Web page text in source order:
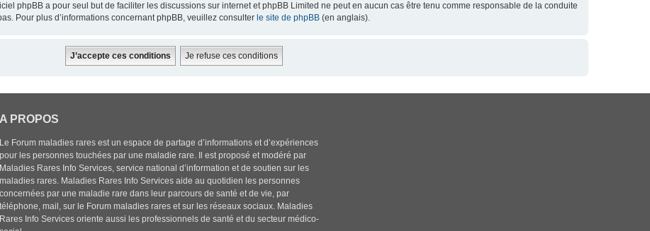
phpBB a pour seul but de faciliter les discussions sur internet et phpBB Limited ne peut en aucun cas être tenu comme responsable de la conduite
Pour plus d’informations concernant phpBB, veuillez consulter le site de phpBB (en anglais).
A PROPOS
Le Forum maladies rares est un espace de partage d’informations et d’expériences
pour les personnes touchées par une maladie rare. Il est proposé et modéré par
Maladies Rares Info Services, service national d’information et de soutien sur les
maladies rares. Maladies Rares Info Services aide au quotidien les personnes
concernées par une maladie rare dans leur parcours de santé et de vie, par
téléphone, mail, sur le Forum maladies rares et sur les réseaux sociaux. Maladies
Rares Info Services oriente aussi les professionnels de santé et du secteur médico-